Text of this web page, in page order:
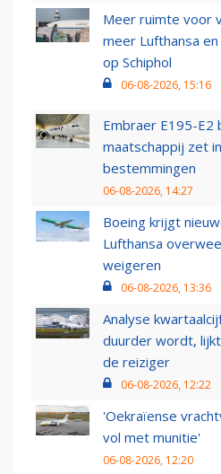
Meer ruimte voor
meer Lufthansa
op Schiphol
06-08-2026, 15:16
Embraer E195-E2
maatschappij zet
bestemmingen
06-08-2026, 14:27
Boeing krijgt
Lufthansa
weigeren
06-08-2026, 13:36
Analyse
duurder wordt,
de reiziger
06-08-2026, 12:22
'Oekraïense
vol met munitie'
06-08-2026, 12:20